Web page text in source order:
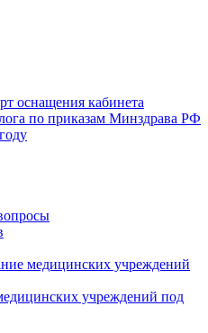
оснащения кабинета
по приказам Минздрава РФ
медицинских учреждений
учреждений под